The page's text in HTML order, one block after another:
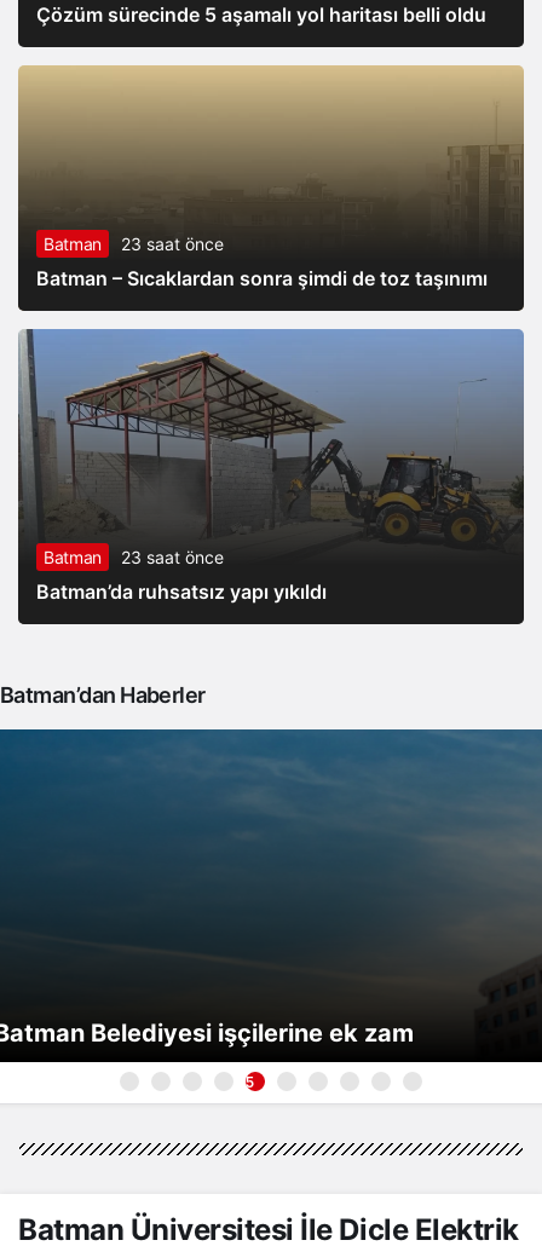
Çözüm sürecinde 5 aşamalı yol haritası belli oldu
Batman 23 saat önce
Batman – Sıcaklardan sonra şimdi de toz taşınımı
Batman 23 saat önce
Batman’da ruhsatsız yapı yıkıldı
Batman’dan Haberler
Belediyesi işçilerine ek zam
5
Batman Üniversitesi İle Dicle Elektrik